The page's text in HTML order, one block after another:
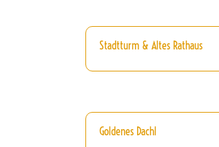
Stadtturm & Altes Rathaus
Goldenes Dachl